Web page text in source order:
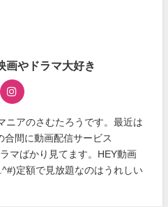
画やドラマ大好き
ニアのさむたろうです。最近は
合間に動画配信サービス
マばかり見てます。HEY動画
定額で見放題なのはうれしい